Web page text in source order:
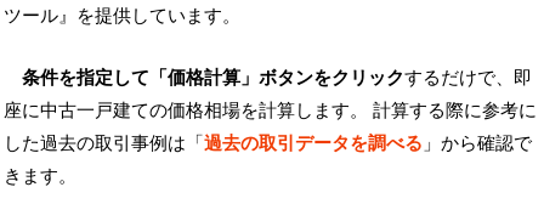
ツール』を提供しています。
条件を指定して「価格計算」ボタンをクリックするだけで、即
座に中古一戸建ての価格相場を計算します。 計算する際に参考に
した過去の取引事例は「過去の取引データを調べる 」から確認で
きます。